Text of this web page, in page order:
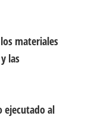
materiales
las
ejecutado al